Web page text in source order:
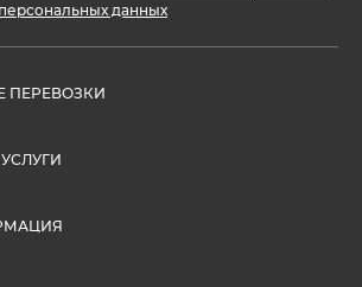
данных
ПЕРЕВОЗКИ